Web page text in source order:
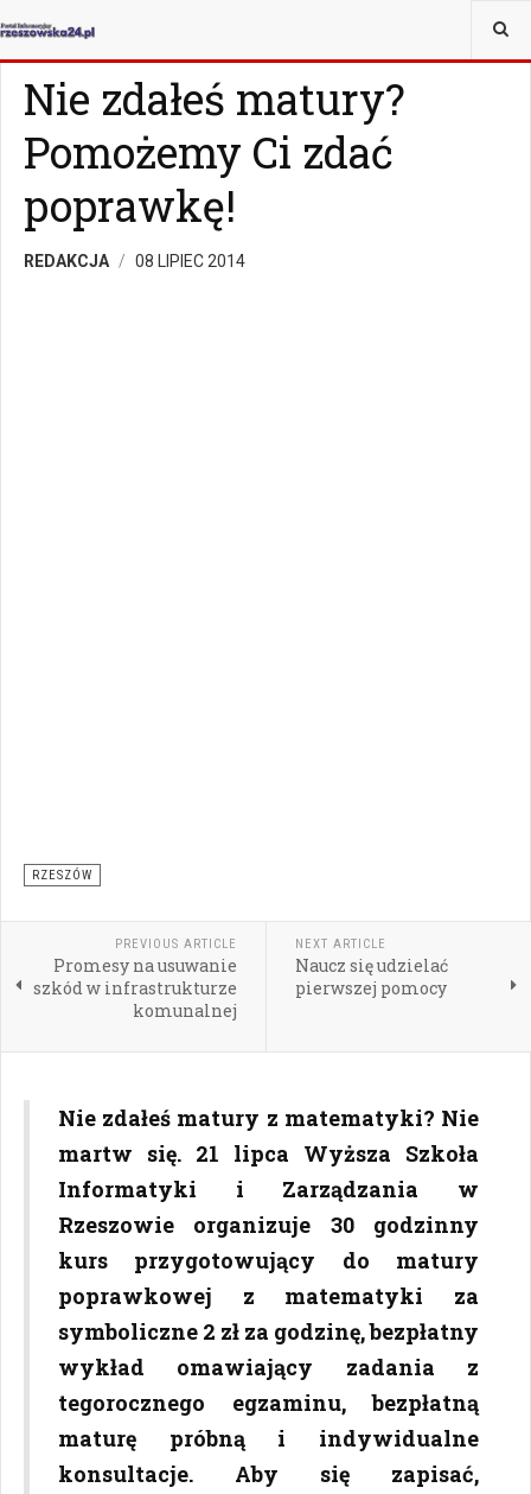
JESTEŚ TUTAJ:
Nie zdałeś matury?
Pomożemy Ci zdać
poprawkę!
REDAKCJA 08 LIPIEC 2014
RZESZÓW
PREVIOUS ARTICLE
Promesy na usuwanie
szkód w infrastrukturze
komunalnej
NEXT ARTICLE
Naucz się udzielać
pierwszej pomocy
Nie zdałeś matury z matematyki? Nie
martw się. 21 lipca Wyższa Szkoła
Informatyki i Zarządzania w
Rzeszowie organizuje 30 godzinny
kurs przygotowujący do matury
poprawkowej z matematyki za
symboliczne 2 zł za godzinę, bezpłatny
wykład omawiający zadania z
tegorocznego egzaminu, bezpłatną
maturę próbną i indywidualne
konsultacje. Aby się zapisać,